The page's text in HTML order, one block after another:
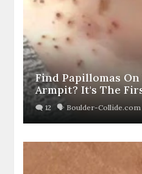
Find Papillomas
Armpit? It's The